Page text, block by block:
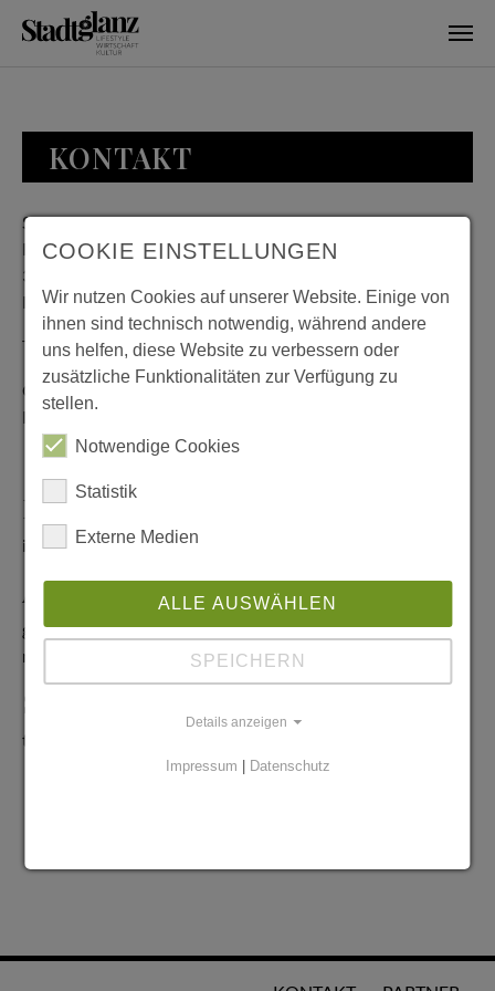
KONTAKT
Stadtglanz / mediaworld GmbH
Bankplatz 8
38100 Braunschweig
Deutschland
Telefon: 0531 482010-20
Geschäftszeiten: Montag bis Donnerstag 08:00 bis 18:00;
Freitag 08:00 bis 15:00
Redaktionelle Anfragen
info@stadtglanz.de
Anzeigen-Service
graen@mediaworldgmbh.deoder
meyer@mediaworldgmbh.de
tipps@stadtglanz.de
COOKIE EINSTELLUNGEN
Wir nutzen Cookies auf unserer Website. Einige von
ihnen sind technisch notwendig, während andere
uns helfen, diese Website zu verbessern oder
zusätzliche Funktionalitäten zur Verfügung zu
stellen.
Notwendige Cookies
Statistik
Externe Medien
ALLE AUSWÄHLEN
SPEICHERN
Details anzeigen
Impressum | Datenschutz